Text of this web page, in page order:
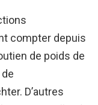
compter depuis
de poids de
D’autres